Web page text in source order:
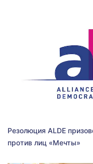
Резолюция ALDE
против лиц «Мечты»